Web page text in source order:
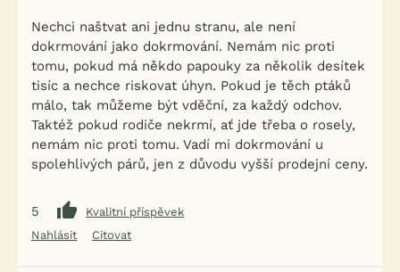
Nechci naštvat ani jednu stranu, ale není
dokrmování jako dokrmování. Nemám nic proti
tomu, pokud má někdo papouky za několik desítek
tisíc a nechce riskovat úhyn. Pokud je těch ptáků
málo, tak můžeme být vděční, za každý odchov.
Taktéž pokud rodiče nekrmí, ať jde třeba o rosely,
nemám nic proti tomu. Vadí mi dokrmování u
spolehlivých párů, jen z důvodu vyšší prodejní ceny.
5
Kvalitní příspěvek
Nahlásit
Citovat